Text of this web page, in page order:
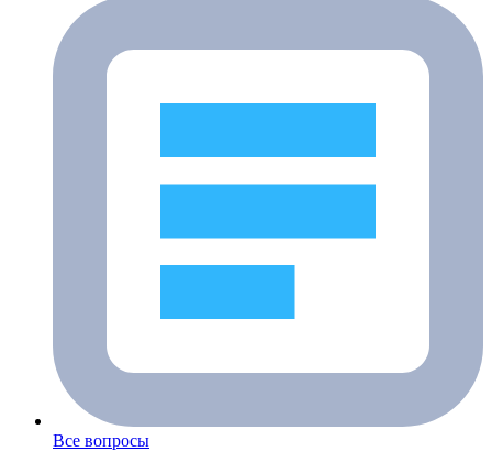
Все вопросы